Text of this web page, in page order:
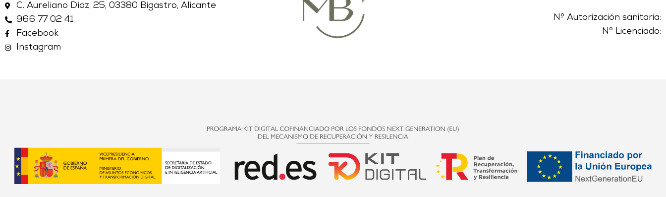
C. Aureliano Díaz, 25, 03380 Bigastro, Alicante
966 77 02 41
Facebook
Instagram
Nº Autorización sanitaria:
Nº Licenciado: